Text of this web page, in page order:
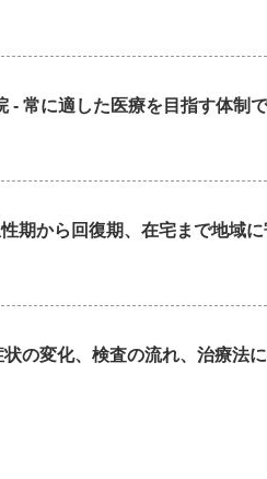
- 常に適した医療を目指す体制
期から回復期、在宅まで地域
の変化、検査の流れ、治療法